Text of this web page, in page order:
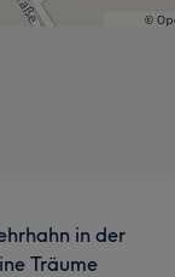
in der
Träume